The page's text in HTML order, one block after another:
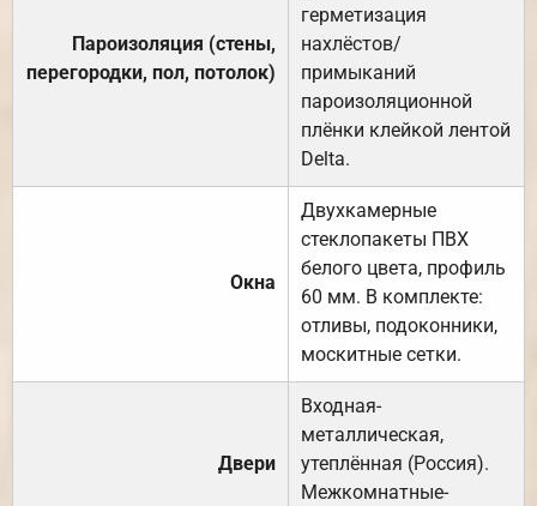
Пароизоляция (стены,
перегородки, пол, потолок)
герметизация
нахлёстов/
примыканий
пароизоляционной
плёнки клейкой лентой
Delta.
Окна
Двухкамерные
стеклопакеты ПВХ
белого цвета, профиль
60 мм. В комплекте:
отливы, подоконники,
москитные сетки.
Двери
Входная-
металлическая,
утеплённая (Россия).
Межкомнатные-